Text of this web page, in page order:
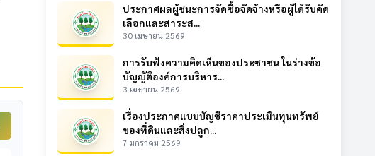
ประกาศผลผู้ชนะการจัดซื้อจัดจ้างหรือผู้ได้รับคัด
เลือกและสาระส...
30 เมษายน 2569
การรับฟังความคิดเห็นของประชาชน ในร่างข้อ
บัญญัติองค์การบริหาร...
3 เมษายน 2569
เรื่องประกาศแบบบัญชีราคาประเมินทุนทรัพย์
ของที่ดินและสิ่งปลูก...
7 มกราคม 2569